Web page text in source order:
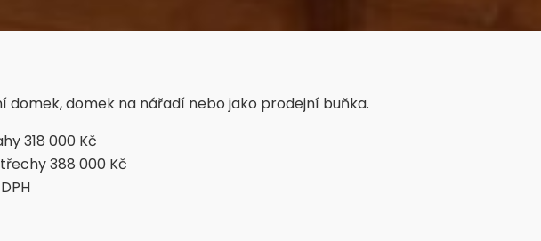
domek na nářadí nebo jako prodejní buňka.
318 000 Kč
388 000 Kč